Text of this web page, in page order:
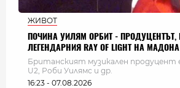
ЖИВОТ
ПОЧИНА УИЛЯМ ОРБИТ - ПРОДУЦЕНТЪТ,
ЛЕГЕНДАРНИЯ RAY OF LIGHT НА МАДОНА
Британският музикален продуцент
U2, Роби Уилямс и др.
16:23 - 07.08.2026